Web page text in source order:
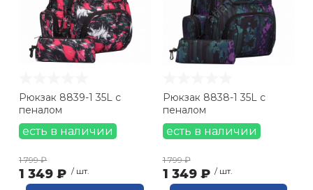
Рюкзак 8839-1 35L с
пеналом
есть в наличии
1 799 ₽
1 349 ₽ / шт.
Рюкзак 8838-1 35L с
пеналом
есть в наличии
1 799 ₽
1 349 ₽ / шт.